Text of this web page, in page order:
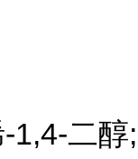
1,4-二醇;